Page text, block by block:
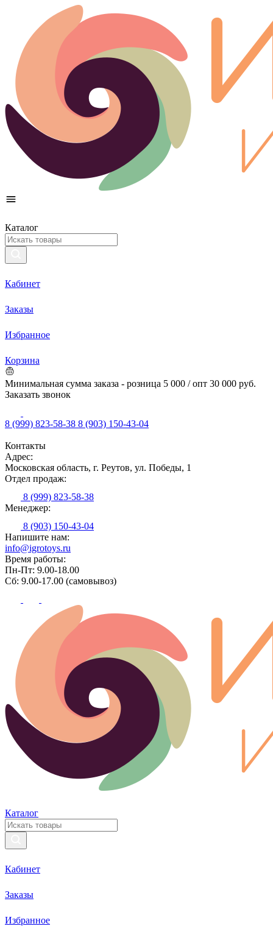
Каталог
Кабинет
Заказы
Избранное
Корзина
Минимальная сумма заказа - розница 5 000 / опт 30 000 руб.
Заказать звонок
8 (999) 823-58-38 8 (903) 150-43-04
Контакты
Адрес:
Московская область, г. Реутов, ул. Победы, 1
Отдел продаж:
8 (999) 823-58-38
Менеджер:
8 (903) 150-43-04
Напишите нам:
info@igrotoys.ru
Время работы:
Пн-Пт: 9.00-18.00
Сб: 9.00-17.00 (самовывоз)
Каталог
Кабинет
Заказы
Избранное